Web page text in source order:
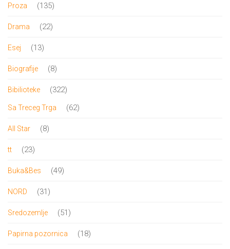
Proza 135135
Drama 2222
Esej 1313
Biografije 88
Bibilioteke 322322
proizvoda
Sa Treceg Trga 6262
All Star 88
tt 2323
Buka&Bes 4949
NORD 3131
Sredozemlje 5151
Papirna pozornica 1818